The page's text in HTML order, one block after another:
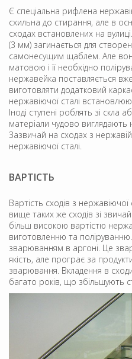
Є спеціальна рифлена
схильна до стирання, але в
сходах встановлених на
(3 мм) загинається для
самонесущим щаблем. Але
матовою і її необхідно
нержавейка поставляється
виготовляти додатковий
нержавіючої сталі
Іноді ступені роблять зі скла
матеріали чудово виглядають
Зазвичай на сходах з
нержавіючої сталі.
ВАРТІСТЬ
Вартість сходів з
вище таких же сходів зі
більш високою вартістю
виготовленню та
зварюванням в аргоні. Це
якість, але програє за
зварювання. Вкладення в
багато років, що збільшують